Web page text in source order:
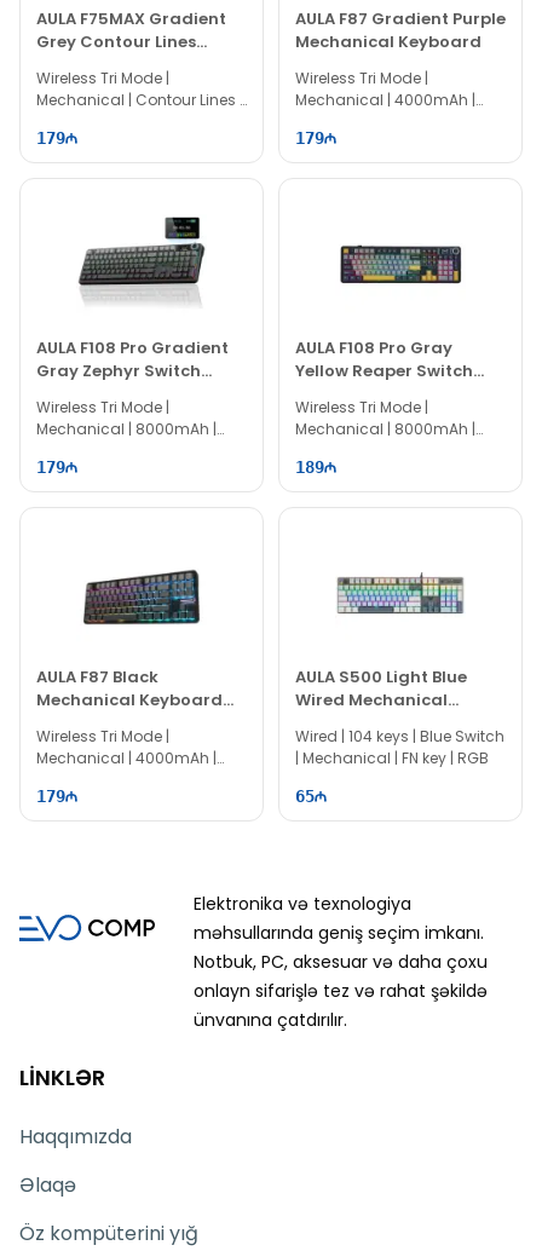
AULA F75MAX Gradient
Grey Contour Lines
Mechanical Keyboard
Wireless Tri Mode |
Mechanical | Contour Lines |
179
AULA F87 Gradient Purple
Mechanical Keyboard
Wireless Tri Mode |
Mechanical | 4000mAh |
179
AULA F108 Pro Gradient
Gray Zephyr Switch
Wireless Keyboard
Wireless Tri Mode |
Mechanical | 8000mAh |
179
AULA F108 Pro Gray
Yellow Reaper Switch
Wireless Keyboard
Wireless Tri Mode |
Mechanical | 8000mAh |
189
AULA F87 Black
Mechanical Keyboard
Space Crystal Switch
Wireless Tri Mode |
Mechanical | 4000mAh |
179
AULA S500 Light Blue
Wired Mechanical
Gaming Keyboard
Wired | 104 keys | Blue Switch
| Mechanical | FN key | RGB
65
Elektronika və texnologiya
məhsullarında geniş seçim imkanı.
Notbuk, PC, aksesuar və daha çoxu
onlayn sifarişlə tez və rahat şəkildə
ünvanına çatdırılır.
LİNKLƏR
Haqqımızda
Əlaqə
Öz kompüterini yığ